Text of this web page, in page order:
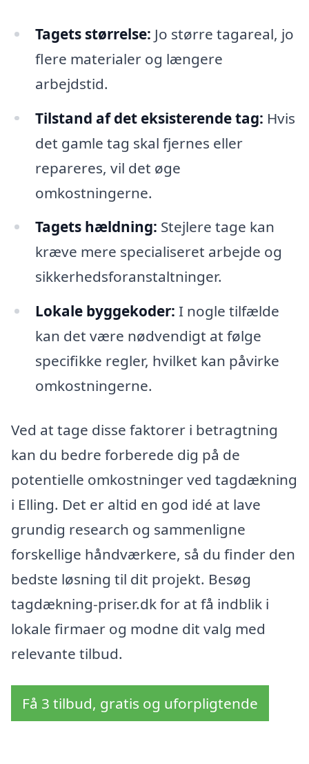
Tagets størrelse: Jo større tagareal, jo
flere materialer og længere
arbejdstid.
Tilstand af det eksisterende tag: Hvis
det gamle tag skal fjernes eller
repareres, vil det øge
omkostningerne.
Tagets hældning: Stejlere tage kan
kræve mere specialiseret arbejde og
sikkerhedsforanstaltninger.
Lokale byggekoder: I nogle tilfælde
kan det være nødvendigt at følge
specifikke regler, hvilket kan påvirke
omkostningerne.
Ved at tage disse faktorer i betragtning
kan du bedre forberede dig på de
potentielle omkostninger ved tagdækning
i Elling. Det er altid en god idé at lave
grundig research og sammenligne
forskellige håndværkere, så du finder den
bedste løsning til dit projekt. Besøg
tagdækning-priser.dk for at få indblik i
lokale firmaer og modne dit valg med
relevante tilbud.
Få 3 tilbud, gratis og uforpligtende